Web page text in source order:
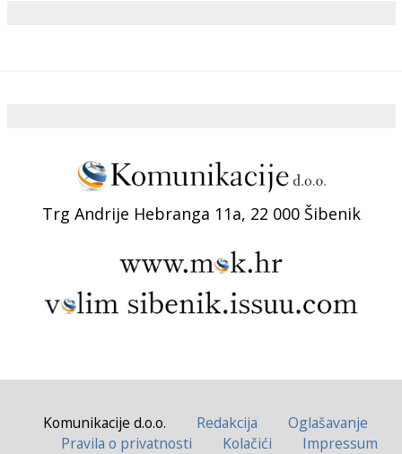
Trg Andrije Hebranga 11a, 22 000 Šibenik
Komunikacije d.o.o. Redakcija
Oglašavanje
Pravila o privatnosti
Kolačići
Impressum